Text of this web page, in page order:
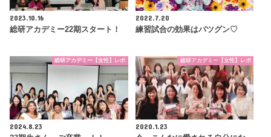
2023.10.16
総研アカデミー22期スタート！
2022.7.20
練習試合の効果はバツグン♡
総研アカデミー【女性】レポ
2024.8.23
総研アカデミー【女性】レポ
2020.1.23